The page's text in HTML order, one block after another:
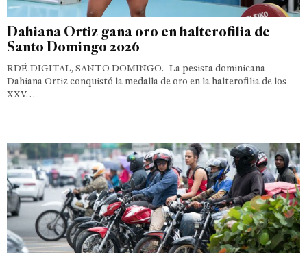
Dahiana Ortiz gana oro en halterofilia de
Santo Domingo 2026
RDÉ DIGITAL, SANTO DOMINGO.- La pesista dominicana
Dahiana Ortiz conquistó la medalla de oro en la halterofilia de los
XXV…